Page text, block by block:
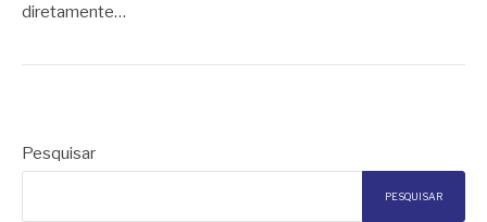
diretamente…
Pesquisar
PESQUISAR